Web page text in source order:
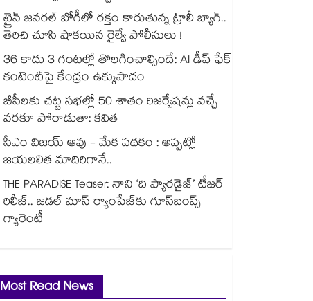
ట్రైన్ జనరల్ బోగీలో రక్తం కారుతున్న ట్రాలీ బ్యాగ్..
తెరిచి చూసి షాకయిన రైల్వే పోలీసులు !
36 కాదు 3 గంటల్లో తొలగించాల్సిందే: AI డీప్ ఫేక్
కంటెంట్‎పై కేంద్రం ఉక్కుపాదం
బీసీలకు చట్ట సభల్లో 50 శాతం రిజర్వేషన్లు వచ్చే
వరకూ పోరాడుతా: కవిత
సీఎం విజయ్ ఆవు - మేక పథకం : అప్పట్లో
జయలలిత మాదిరిగానే..
THE PARADISE Teaser: నాని ‘ది ప్యారడైజ్‌‌’ టీజర్
రిలీజ్.. జడల్ మాస్ ర్యాంపేజ్‌కు గూస్‌బంప్స్
గ్యారెంటీ
Most Read News